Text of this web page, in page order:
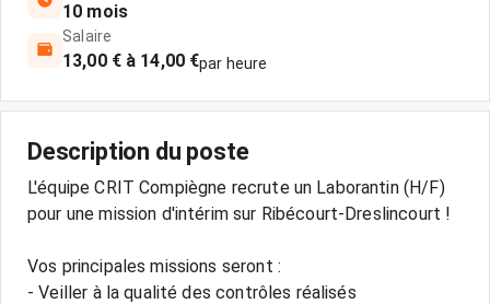
10 mois
Salaire
13,00 € à 14,00 €par heure
Description du poste
L'équipe CRIT Compiègne recrute un Laborantin (H/F)
pour une mission d'intérim sur Ribécourt-Dreslincourt !
Vos principales missions seront :
- Veiller à la qualité des contrôles réalisés